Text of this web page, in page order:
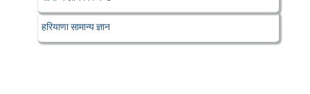
हरियाणा सामान्य ज्ञान